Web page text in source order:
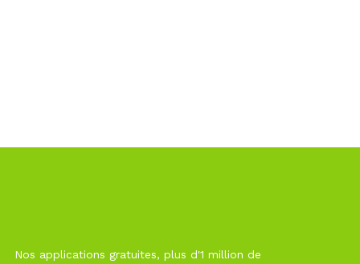
Nos applications gratuites, plus d'1 million de